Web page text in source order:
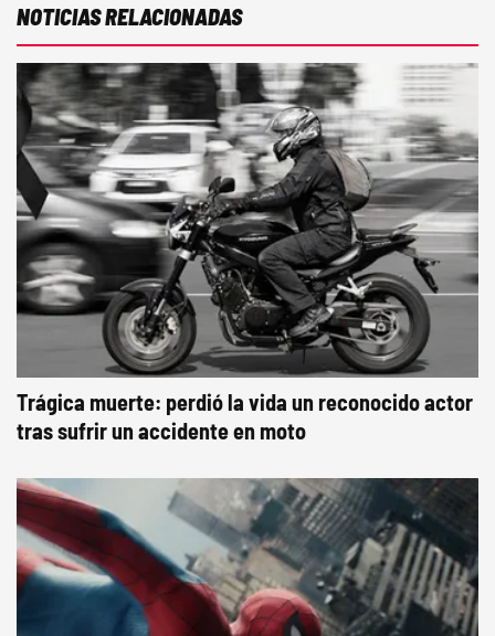
NOTICIAS RELACIONADAS
Trágica muerte: perdió la vida un reconocido actor
tras sufrir un accidente en moto